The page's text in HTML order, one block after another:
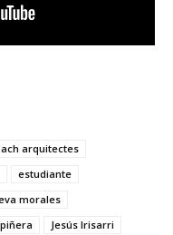
arquitectes
estudiante
morales
Jesús Irisarri